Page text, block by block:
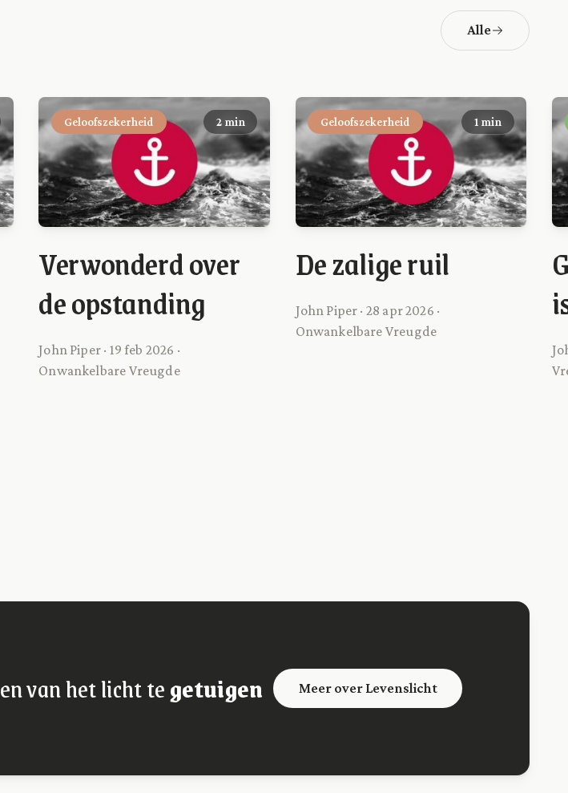
Alle
Geloofszekerheid 2 min
Verwonderd over
de opstanding
John Piper · 19 feb 2026 ·
Onwankelbare Vreugde
Geloofszekerheid 1 min
De zalige ruil
John Piper · 28 apr 2026 ·
Onwankelbare Vreugde
en van het licht tegetuigen Meer over Levenslicht